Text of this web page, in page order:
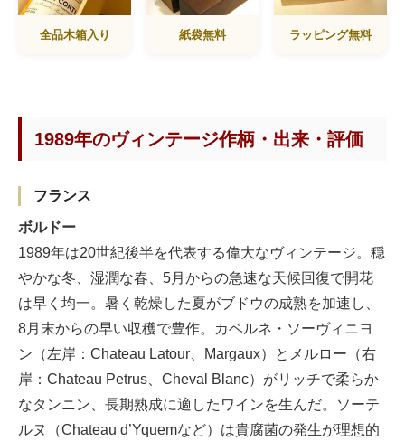
全品木箱入り 紙袋無料 ラッピング無料
1989年のヴィンテージ作柄・出来・評価
フランス
ボルドー
1989年は20世紀後半を代表する偉大なヴィンテージ。穏
やかな冬、湿潤な春、5月からの急速な天候回復で開花
は早く均一。暑く乾燥した夏がブドウの成熟を加速し、
8月末からの早い収穫で豊作。カベルネ・ソーヴィニヨ
ン（左岸：Chateau Latour、Margaux）とメルロー（右
岸：Chateau Petrus、Cheval Blanc）がリッチで柔らか
なタンニン、長期熟成に適したワインを生んだ。ソーテ
ルヌ（Chateau d’Yquemなど）は貴腐菌の発生が理想的